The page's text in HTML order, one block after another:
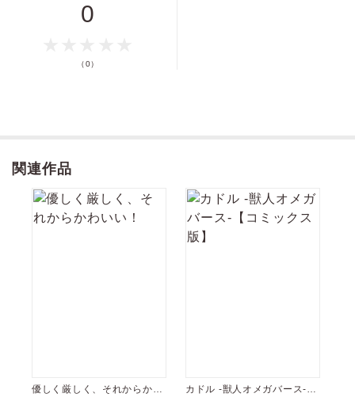
0
（0）
関連作品
優しく厳しく、それからかわ
カドル ‐獣人オメガバース‐